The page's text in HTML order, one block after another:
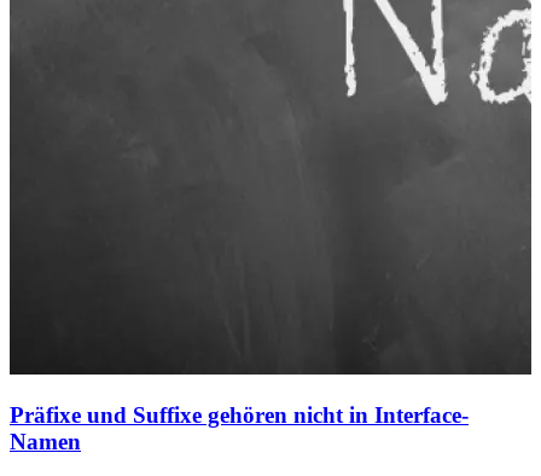
Präfixe und Suffixe gehören nicht in Interface-
Namen